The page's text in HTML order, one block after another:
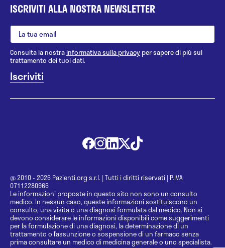
ISCRIVITI ALLA NOSTRA NEWSLETTER
Consulta la nostrainformativa sulla privacy per sapere di più sul
trattamento dei tuoi dati.
@ 2010 - 2026 Pazienti.org s.r.l. | Tutti i diritti riservati | P.IVA
07112280966
Le informazioni proposte in questo sito non sono un consulto
medico. In nessun caso, queste informazioni sostituiscono un
consulto, una visita o una diagnosi formulata dal medico. Non si
devono considerare le informazioni disponibili come suggerimenti
per la formulazione di una diagnosi, la determinazione di un
trattamento o l’assunzione o sospensione di un farmaco senza
prima consultare un medico di medicina generale o uno specialista.